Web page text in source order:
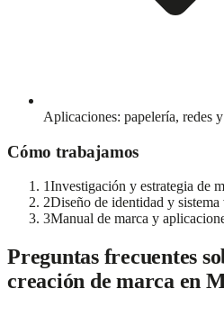
Aplicaciones: papelería, redes
Cómo trabajamos
1Investigación y estrategia de
2Diseño de identidad y sistema
3Manual de marca y
Preguntas frecuentes
creación de marcaen